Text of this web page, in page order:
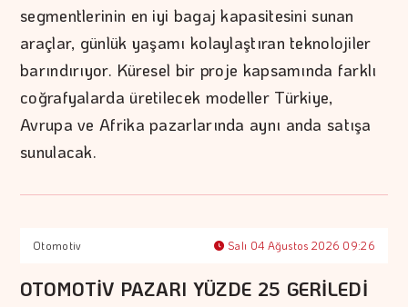
segmentlerinin en iyi bagaj kapasitesini sunan
araçlar, günlük yaşamı kolaylaştıran teknolojiler
barındırıyor. Küresel bir proje kapsamında farklı
coğrafyalarda üretilecek modeller Türkiye,
Avrupa ve Afrika pazarlarında aynı anda satışa
sunulacak.
Otomotiv Salı 04 Ağustos 2026 09:26
OTOMOTİV PAZARI YÜZDE 25 GERİLEDİ